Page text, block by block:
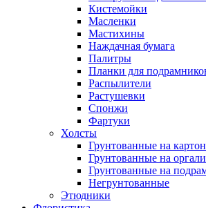
Кистемойки
Масленки
Мастихины
Наждачная бумага
Палитры
Планки для
Распылители
Растушевки
Спонжи
Фартуки
Холсты
Грунтованные на
Грунтованные на
Грунтованные на
Негрунтованные
Этюдники